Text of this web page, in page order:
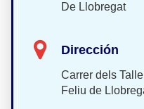
De Llobregat
Dirección
Carrer dels
Feliu de